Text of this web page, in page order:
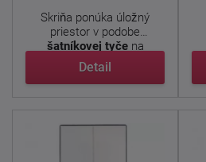
Skriňa ponúka úložný
priestor v podobe
šatníkovej tyčena
zavesenie ...
Detail